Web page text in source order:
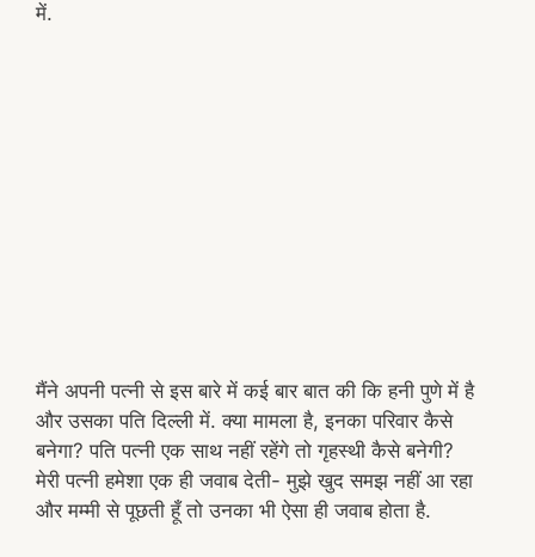
में.
मैंने अपनी पत्नी से इस बारे में कई बार बात की कि हनी पुणे में है
और उसका पति दिल्ली में. क्या मामला है, इनका परिवार कैसे
बनेगा? पति पत्नी एक साथ नहीं रहेंगे तो गृहस्थी कैसे बनेगी?
मेरी पत्नी हमेशा एक ही जवाब देती- मुझे खुद समझ नहीं आ रहा
और मम्मी से पूछती हूँ तो उनका भी ऐसा ही जवाब होता है.